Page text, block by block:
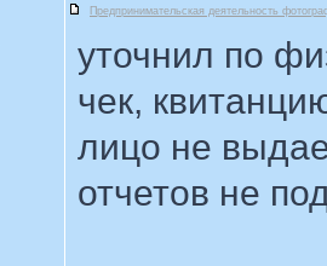
Предпринимательская деятельность
уточнил по
чек,
лицо не
отчетов не